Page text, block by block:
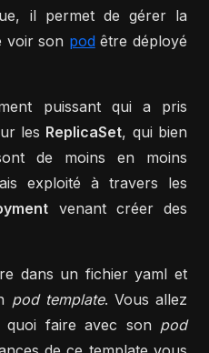
il permet de gérer la
voir son podêtre déployé
puissant qui a pris
les ReplicaSet, qui bien
de moins en moins
exploité à travers les
venant créer des
dans un fichier yaml et
pod template. Vous allez
faire avec son pod